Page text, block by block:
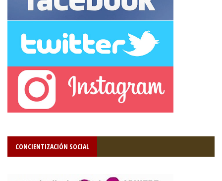
CONCIENTIZACIÓN SOCIAL